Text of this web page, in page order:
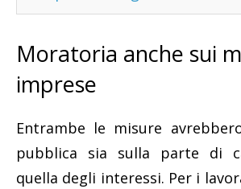
Moratoria anche sui
imprese
Entrambe le misure
pubblica sia sulla parte di
quella degli interessi. Per i